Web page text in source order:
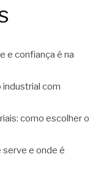
e confiança é na
industrial com
como escolher o
serve e onde é